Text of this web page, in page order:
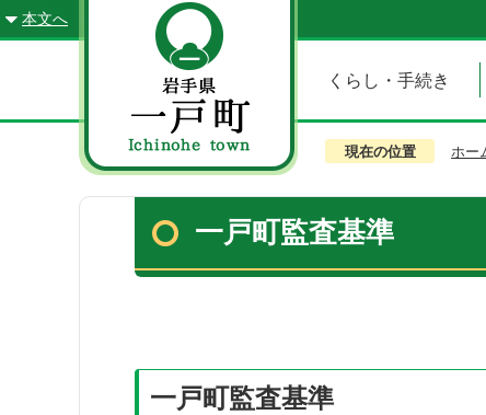
本文へ
くらし・手続き
現在の位置 ホー
一戸町監査基準
一戸町監査基準